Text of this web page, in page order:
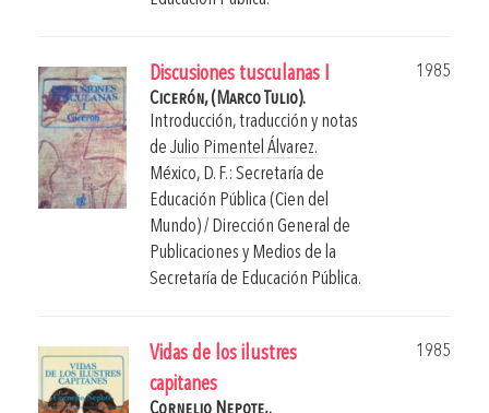
Discusiones tusculanas I
1985
Cicerón, (Marco Tulio).
Introducción, traducción y notas
de Julio Pimentel Álvarez.
México, D. F.: Secretaría de
Educación Pública (Cien del
Mundo) / Dirección General de
Publicaciones y Medios de la
Secretaría de Educación Pública.
Vidas de los ilustres
capitanes
1985
Cornelio Nepote,.